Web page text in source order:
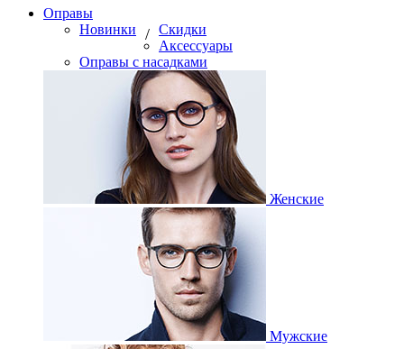
Оправы
Новинки
/ Скидки
Аксессуары
Оправы с насадками
Женские
Мужские